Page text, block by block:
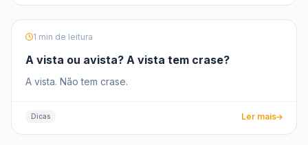
1 min de leitura
A vista ou avista? A vista tem crase?
A vista. Não tem crase.
Dicas Ler mais